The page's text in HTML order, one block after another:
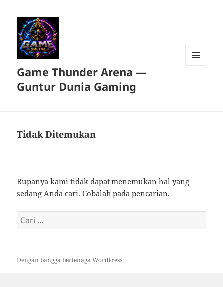
Game Thunder Arena —
Guntur Dunia Gaming
Tidak Ditemukan
Rupanya kami tidak dapat menemukan hal yang
sedang Anda cari. Cobalah pada pencarian.
Cari
untuk:
Dengan bangga bertenaga WordPress